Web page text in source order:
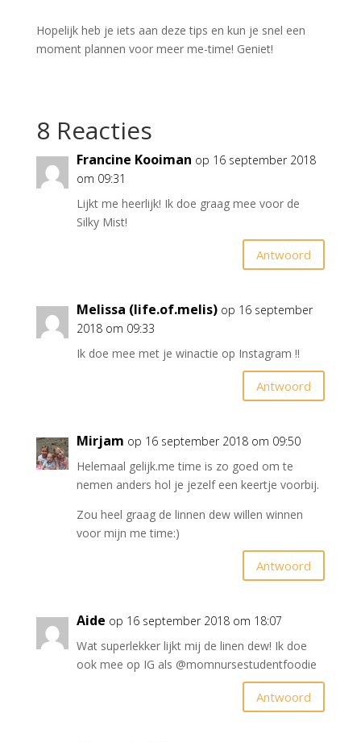
Hopelijk heb je iets aan deze tips en kun je snel een
moment plannen voor meer me-time! Geniet!
8 Reacties
Francine Kooiman op 16 september 2018
om 09:31
Lijkt me heerlijk! Ik doe graag mee voor de
Silky Mist!
Antwoord
Melissa (life.of.melis) op 16 september
2018 om 09:33
Ik doe mee met je winactie op Instagram !!
Antwoord
Mirjam op 16 september 2018 om 09:50
Helemaal gelijk.me time is zo goed om te
nemen anders hol je jezelf een keertje voorbij.
Zou heel graag de linnen dew willen winnen
voor mijn me time:)
Antwoord
Aide op 16 september 2018 om 18:07
Wat superlekker lijkt mij de linen dew! Ik doe
ook mee op IG als @momnursestudentfoodie
Antwoord